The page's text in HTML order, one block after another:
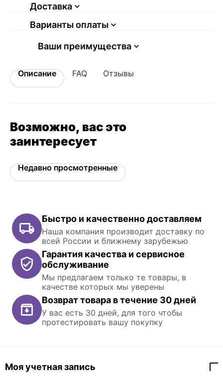
Доставка
Варианты оплаты
Ваши преимущества
Описание FAQ Отзывы
Возможно, вас это
заинтересует
Недавно просмотренные
Быстро и качественно доставляем
Наша компания производит доставку по
всей России и ближнему зарубежью
Гарантия качества и сервисное
обслуживание
Мы предлагаем только те товары, в
качестве которых мы уверены
Возврат товара в течение 30 дней
У вас есть 30 дней, для того чтобы
протестировать вашу покупку
Моя учетная запись